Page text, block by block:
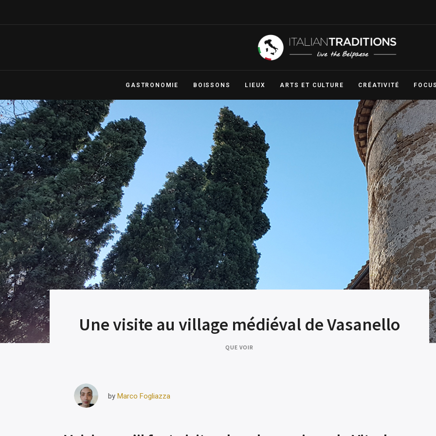
ITALIAN
GASTRONOMIE BOISSONS LIEUX ARTS ET CULTURE CRÉATIVITÉ
Une visite au village médiéval de Vasanello
QUE VOIR
Marco Fogliazza